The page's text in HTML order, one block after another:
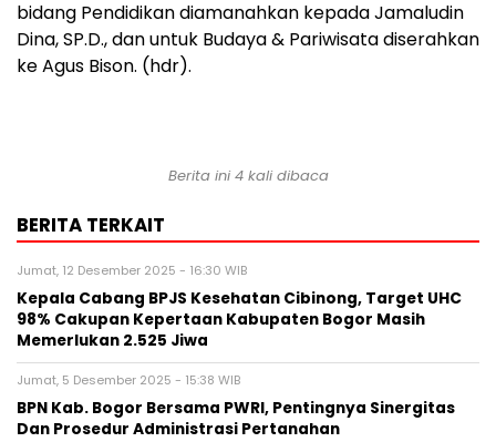
bidang Pendidikan diamanahkan kepada Jamaludin
Dina, SP.D., dan untuk Budaya & Pariwisata diserahkan
ke Agus Bison. (hdr).
Berita ini 4 kali dibaca
BERITA TERKAIT
Jumat, 12 Desember 2025 - 16:30 WIB
Kepala Cabang BPJS Kesehatan Cibinong, Target UHC
98% Cakupan Kepertaan Kabupaten Bogor Masih
Memerlukan 2.525 Jiwa
Jumat, 5 Desember 2025 - 15:38 WIB
BPN Kab. Bogor Bersama PWRI, Pentingnya Sinergitas
Dan Prosedur Administrasi Pertanahan